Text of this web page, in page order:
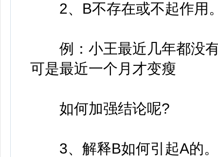
2、B不存在或不起作用
例：小王最近几年都没有
可是最近一个月才变瘦
如何加强结论呢?
3、解释B如何引起A的。